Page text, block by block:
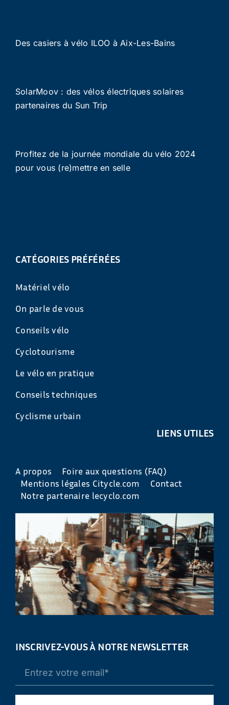
Des casiers à vélo ILOO à Aix-Les-Bains
SolarMoov : des vélos électriques solaires
partenaires du Sun Trip
Profitez de la journée mondiale du vélo 2024
pour vous (re)mettre en selle
CATÉGORIES PRÉFÉRÉES
Matériel vélo
On parle de vous
Conseils vélo
Cyclotourisme
Le vélo en pratique
Conseils techniques
Cyclisme urbain
LIENS UTILES
A propos
Foire aux questions (FAQ)
Mentions légales Citycle.com
Contact
Notre partenaire lecyclo.com
INSCRIVEZ-VOUS À NOTRE NEWSLETTER